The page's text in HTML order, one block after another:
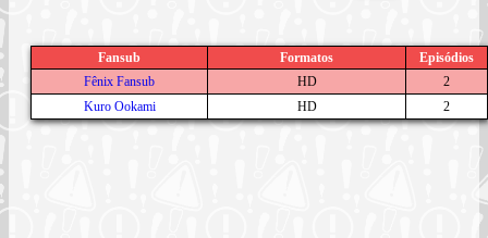
Fansub Formatos
Episódios
Fênix Fansub
HD
2
Kuro Ookami
HD 2